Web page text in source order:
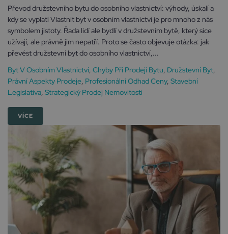
Převod družstevního bytu do osobního vlastnictví: výhody, úskalí a
kdy se vyplatí Vlastnit byt v osobním vlastnictví je pro mnoho z nás
symbolem jistoty. Řada lidí ale bydlí v družstevním bytě, který sice
užívají, ale právně jim nepatří. Proto se často objevuje otázka: jak
převést družstevní byt do osobního vlastnictví,...
Byt V Osobním Vlastnictví, Chyby Při Prodeji Bytu, Družstevní Byt,
Právní Aspekty Prodeje, Profesionální Odhad Ceny, Stavební
Legislativa, Strategický Prodej Nemovitosti
VÍCE